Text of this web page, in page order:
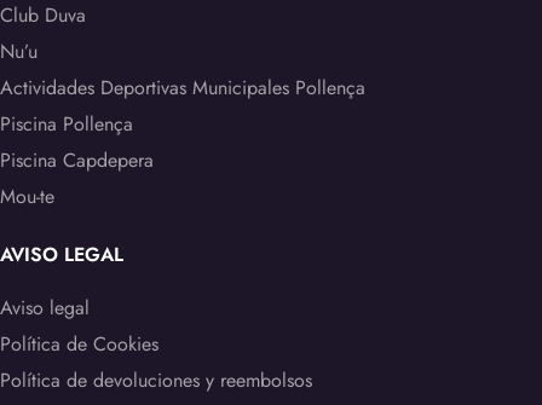
Club Duva
Nu’u
Actividades Deportivas Municipales Pollença
Piscina Pollença
Piscina Capdepera
Mou-te
AVISO LEGAL
Aviso legal
Política de Cookies
Política de devoluciones y reembolsos